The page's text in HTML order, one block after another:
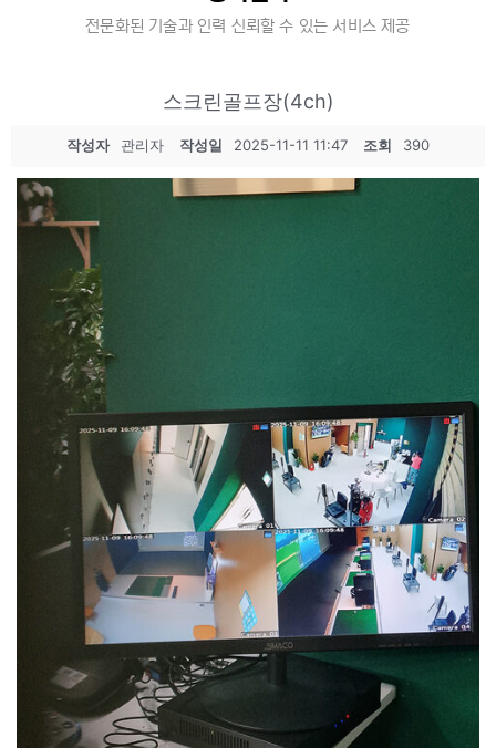
전문화된 기술과 인력 신뢰할 수 있는 서비스 제공
스크린골프장(4ch)
작성자 관리자 작성일 2025-11-11 11:47 조회 390